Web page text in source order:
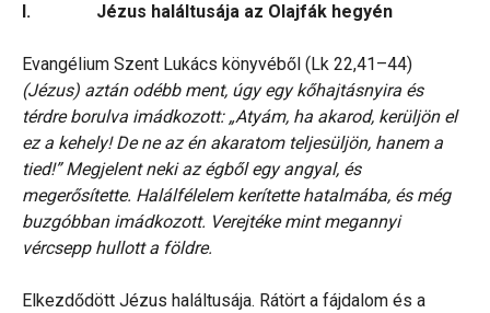
I. Jézus haláltusája az Olajfák hegyén
Evangélium Szent Lukács könyvéből (Lk 22,41–44)
(Jézus) aztán odébb ment, úgy egy kőhajtásnyira és
térdre borulva imádkozott: „Atyám, ha akarod, kerüljön el
ez a kehely! De ne az én akaratom teljesüljön, hanem a
tied!” Megjelent neki az égből egy angyal, és
megerősítette. Halálfélelem kerítette hatalmába, és még
buzgóbban imádkozott. Verejtéke mint megannyi
vércsepp hullott a földre.
Elkezdődött Jézus haláltusája. Rátört a fájdalom és a